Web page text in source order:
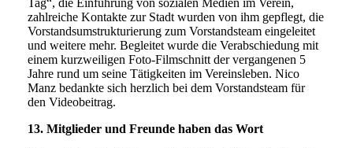
Tag“, die Einführung von sozialen Medien im Verein,
zahlreiche Kontakte zur Stadt wurden von ihm gepflegt, die
Vorstandsumstrukturierung zum Vorstandsteam eingeleitet
und weitere mehr. Begleitet wurde die Verabschiedung mit
einem kurzweiligen Foto-Filmschnitt der vergangenen 5
Jahre rund um seine Tätigkeiten im Vereinsleben. Nico
Manz bedankte sich herzlich bei dem Vorstandsteam für
den Videobeitrag.
13. Mitglieder und Freunde haben das Wort